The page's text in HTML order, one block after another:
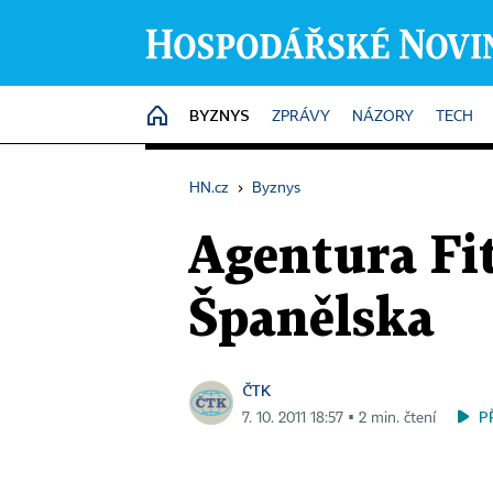
HOME
BYZNYS ZPRÁVY NÁZORY TECH
HN.cz › Byznys
Agentura
Španělska
ČTK
7. 10. 2011 18:57 ▪ 2 min. čtení